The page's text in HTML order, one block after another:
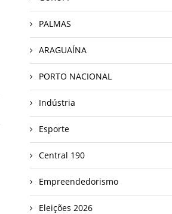
PALMAS
ARAGUAÍNA
PORTO NACIONAL
Indústria
Esporte
Central 190
Empreendedorismo
Eleições 2026